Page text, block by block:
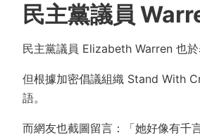
民主黨議員
民主黨議員 Elizabeth Warren 也於
但根據加密倡議組織 Stand With
語。
而網友也截圖留言：「她好像有千